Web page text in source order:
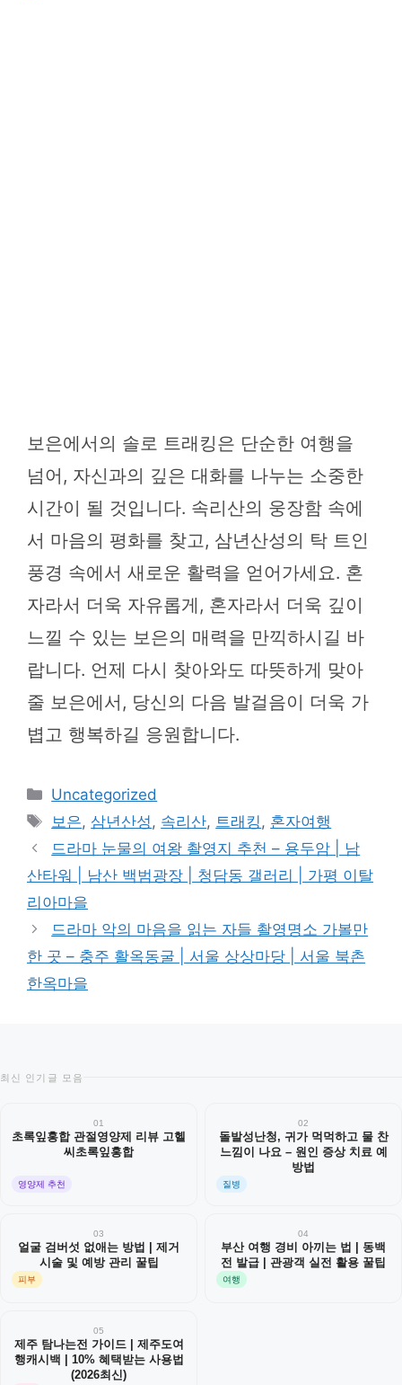
보은에서의 솔로 트래킹은 단순한 여행을
넘어, 자신과의 깊은 대화를 나누는 소중한
시간이 될 것입니다. 속리산의 웅장함 속에
서 마음의 평화를 찾고, 삼년산성의 탁 트인
풍경 속에서 새로운 활력을 얻어가세요. 혼
자라서 더욱 자유롭게, 혼자라서 더욱 깊이
느낄 수 있는 보은의 매력을 만끽하시길 바
랍니다. 언제 다시 찾아와도 따뜻하게 맞아
줄 보은에서, 당신의 다음 발걸음이 더욱 가
볍고 행복하길 응원합니다.
카
테
리
Uncategorized
태
그
보은, 삼년산성 , 속리산, 트래킹 , 혼자여행
드라마 눈물의 여왕 촬영지 추천 – 용두암 | 남
산타워 | 남산 백범광장 | 청담동 갤러리 | 가평 이탈
리아마을
드라마 악의 마음을 읽는 자들 촬영명소 가볼만
한 곳 – 충주 활옥동굴 | 서울 상상마당 | 서울 북촌
한옥마을
최신 인기글 모음
01
초록잎홍합 관절영양제 리뷰 고헬
씨초록잎홍합
영양제 추천
02
돌발성난청, 귀가 먹먹하고 물 찬
느낌이 나요 – 원인 증상 치료 예
방법
질병
03
얼굴 검버섯 없애는 방법 | 제거
시술 및 예방 관리 꿀팁
피부
04
부산 여행 경비 아끼는 법 | 동백
전 발급 | 관광객 실전 활용 꿀팁
여행
05
제주 탐나는전 가이드 | 제주도여
행캐시백 | 10% 혜택받는 사용법
(2026최신)